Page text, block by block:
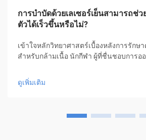
การบำบัดด้วยเลเซอร์เย็นสามารถช่
ตัวได้เร็วขึ้นหรือไม่?
เข้าใจหลักวิทยาศาสตร์เบื้องหลังการรักษา
สำหรับกล้ามเนื้อ นักกีฬา ผู้ที่ชื่นชอบการอ
เพื่อเร่งการฟื้นตัวของกล้ามเนื้ออยู่เสมอ กา
เย็นได้กลายเป็นแนวทางที่...
ดูเพิ่มเติม